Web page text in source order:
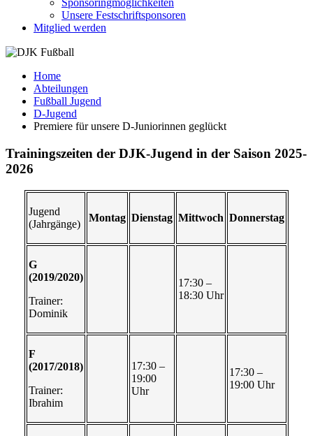
Sponsoringmöglichkeiten
Unsere Festschriftsponsoren
Mitglied werden
Home
Abteilungen
Fußball Jugend
D-Jugend
Premiere für unsere D-Juniorinnen geglückt
Trainingszeiten der DJK-Jugend in der Saison 2025-
2026
Jugend
(Jahrgänge)
Montag Dienstag Mittwoch Donnerstag
G
(2019/2020)
Trainer:
Dominik
17:30 –
18:30 Uhr
F
(2017/2018)
Trainer:
Ibrahim
17:30 –
19:00
Uhr
17:30 –
19:00 Uhr